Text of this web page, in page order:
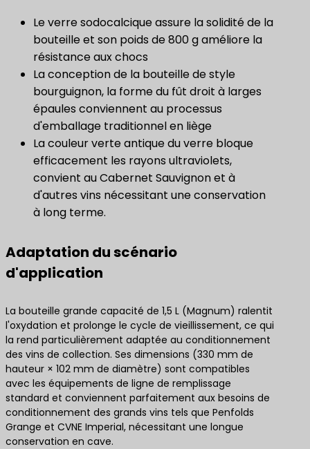
Le verre sodocalcique assure la solidité de la
bouteille et son poids de 800 g améliore la
résistance aux chocs
La conception de la bouteille de style
bourguignon, la forme du fût droit à larges
épaules conviennent au processus
d'emballage traditionnel en liège
La couleur verte antique du verre bloque
efficacement les rayons ultraviolets,
convient au Cabernet Sauvignon et à
d'autres vins nécessitant une conservation
à long terme.
Adaptation du scénario
d'application
La bouteille grande capacité de 1,5 L (Magnum) ralentit
l'oxydation et prolonge le cycle de vieillissement, ce qui
la rend particulièrement adaptée au conditionnement
des vins de collection. Ses dimensions (330 mm de
hauteur × 102 mm de diamètre) sont compatibles
avec les équipements de ligne de remplissage
standard et conviennent parfaitement aux besoins de
conditionnement des grands vins tels que Penfolds
Grange et CVNE Imperial, nécessitant une longue
conservation en cave.